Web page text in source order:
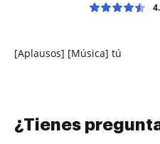
[Aplausos] [Música] tú
¿Tienes